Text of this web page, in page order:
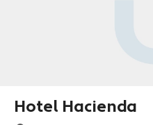
Hotel Hacienda